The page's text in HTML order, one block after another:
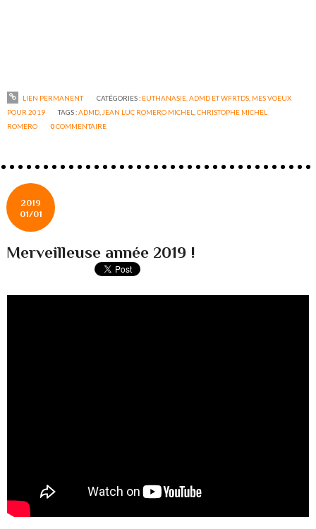
LIEN PERMANENT CATÉGORIES : EUTHANASIE, ADMD ET WFRTDS, MES VOEUX
POUR 2019
TAGS :ADMD JEAN LUC ROMERO MICHEL ,CHRISTOPHE MICHEL
ROMERO
0COMMENTAIRE
2019
01/01
Merveilleuse année 2019 !